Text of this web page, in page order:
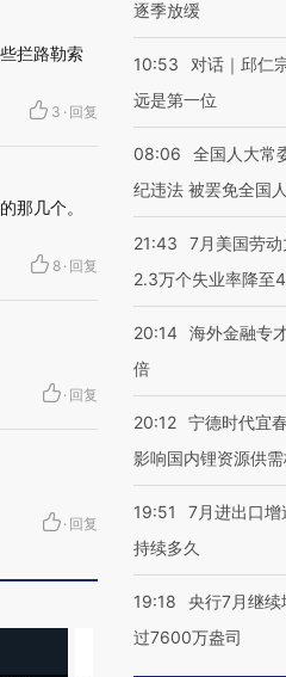
拦路勒索
3 · 回复
那几个。
8 · 回复
· 回复
· 回复
逐季放缓
10:53
对话｜邱仁
远是第一位
08:06
全国人大常
纪违法 被罢免全国
21:43
7月美国劳
2.3万个失业率降至
20:14 海外金融专
倍
20:12 宁德时代宜
影响国内锂资源供
19:51
7月进出口
持续多久
19:18
央行7月继
过7600万盎司